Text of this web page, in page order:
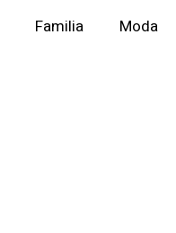
Familia Moda